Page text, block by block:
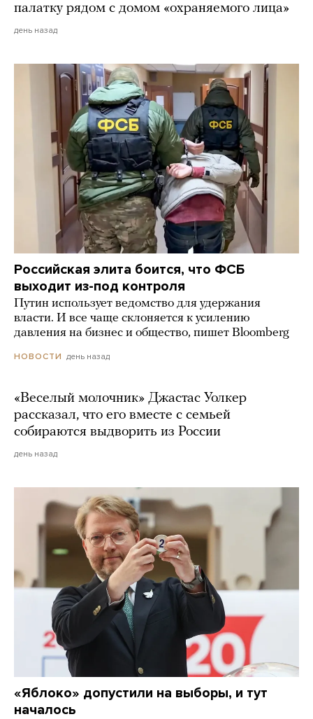
палатку рядом с домом «охраняемого лица»
день назад
Российская элита боится, что ФСБ
выходит из-под контроля
Путин использует ведомство для удержания
власти. И все чаще склоняется к усилению
давления на бизнес и общество, пишет Bloomberg
НОВОСТИ день назад
«Веселый молочник» Джастас Уолкер
рассказал, что его вместе с семьей
собираются выдворить из России
день назад
«Яблоко» допустили на выборы, и тут
началось